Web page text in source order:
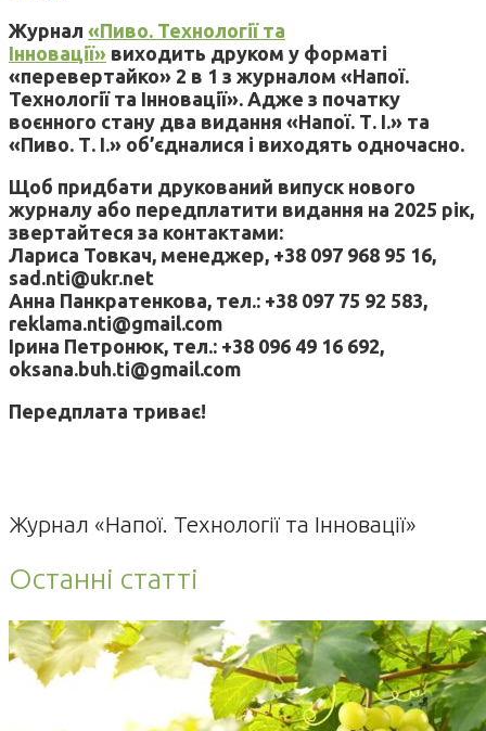
Журнал «Пиво. Технології та
Інновації» виходить друком у форматі
«перевертайко» 2 в 1 з журналом «Напої.
Технології та Інновації». Адже з початку
воєнного стану два видання «Напої. Т. І.» та
«Пиво. Т. І.» об’єдналися і виходять одночасно.
Щоб придбати друкований випуск нового
журналу або передплатити видання на 2025 рік,
звертайтеся за контактами:
Лариса Товкач, менеджер, +38 097 968 95 16,
sad.nti@ukr.net
Анна Панкратенкова, тел.: +38 097 75 92 583,
reklama.nti@gmail.com
Ірина Петронюк, тел.: +38 096 49 16 692,
oksana.buh.ti@gmail.com
Передплата триває!
Журнал «Напої. Технології та Інновації»
Останні статті